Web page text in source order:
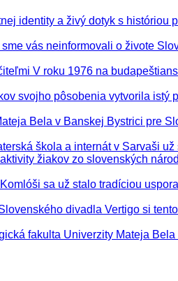
identity a živý dotyk s históriou
vás neinformovali o živote
V roku 1976 na
svojho pôsobenia vytvorila istý
Bela v Banskej Bystrici pre
škola a internát v Sarvaši už
žiakov zo slovenských
sa už stalo tradíciou
divadla Vertigo si
fakulta Univerzity Mateja Bela